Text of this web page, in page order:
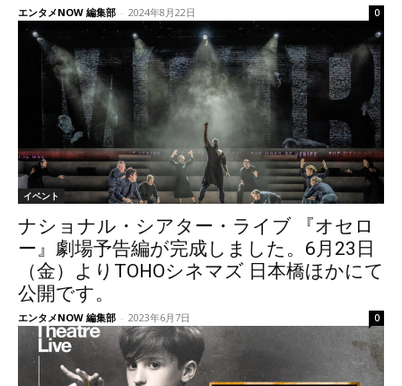
エンタメNOW 編集部 - 2024年8月22日 0
イベント
ナショナル・シアター・ライブ 『オセロ
ー』劇場予告編が完成しました。6月23日
（金）よりTOHOシネマズ 日本橋ほかにて
公開です。
エンタメNOW 編集部 - 2023年6月7日 0